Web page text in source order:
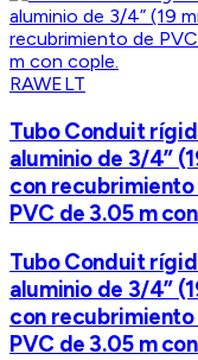
RAWELT
Tubo Conduit
aluminio de 3/4”
con recubrimiento
PVC de 3.05 m
Tubo Conduit
aluminio de 3/4”
con recubrimiento
PVC de 3.05 m